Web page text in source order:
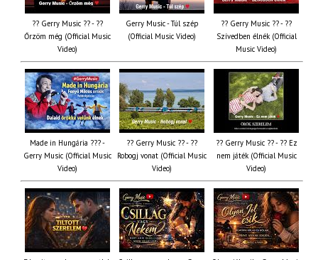
?? Gerry Music ?? - ??
Őrzöm még (Official Music
Video)
Gerry Music - Túl szép
(Official Music Video)
?? Gerry Music ?? - ??
Szívedben élnék (Official
Music Video)
Made in Hungária ??? -
Gerry Music (Official Music
Video)
?? Gerry Music ?? - ??
Robogj vonat (Official Music
Video)
?? Gerry Music ?? - ?? Ez
nem játék (Official Music
Video)